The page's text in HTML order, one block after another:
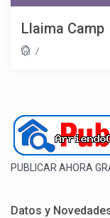
Llaima Camp
/
PUBLICAR AHORA
Datos y